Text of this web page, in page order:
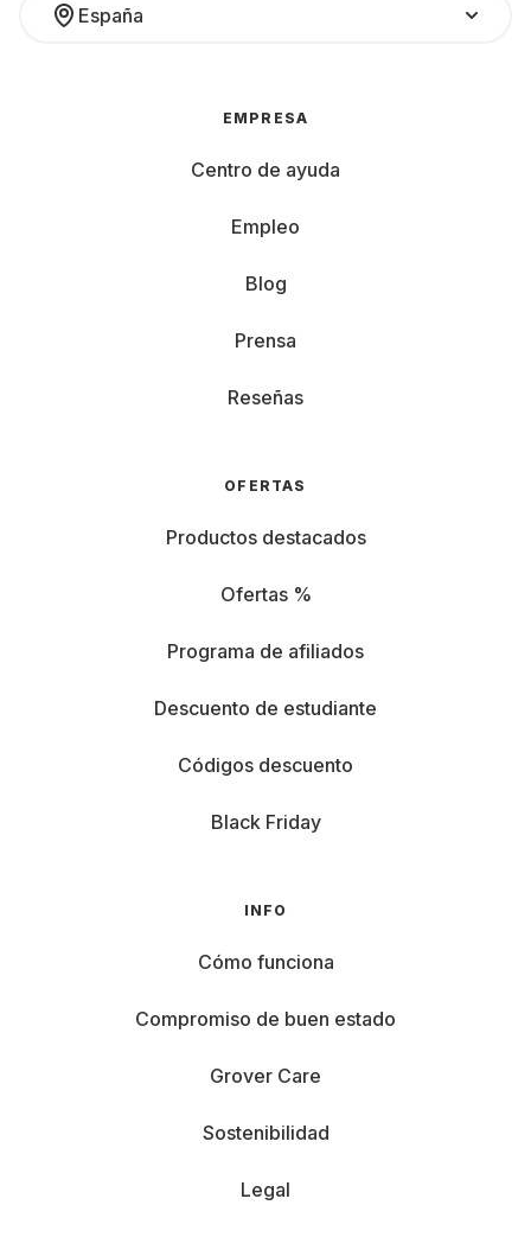
España
EMPRESA
Centro de ayuda
Empleo
Blog
Prensa
Reseñas
OFERTAS
Productos destacados
Ofertas %
Programa de afiliados
Descuento de estudiante
Códigos descuento
Black Friday
INFO
Cómo funciona
Compromiso de buen estado
Grover Care
Sostenibilidad
Legal